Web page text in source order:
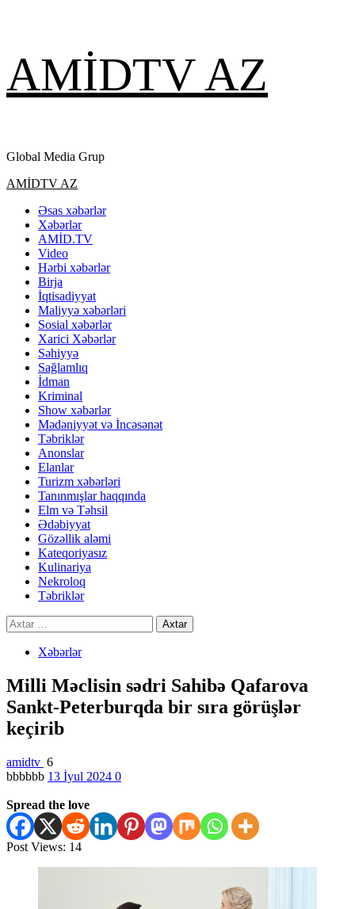
content
AMİDTV AZ
Global Media Grup
Primary
AMİDTV AZ
Əsas xəbərlər
Xəbərlər
AMİD.TV
Video
Hərbi xəbərlər
Birja
İqtisadiyyat
Maliyyə xəbərləri
Sosial xəbərlər
Xarici Xəbərlər
Səhiyyə
Sağlamlıq
İdman
Kriminal
Show xəbərlər
Mədəniyyət və İncəsənət
Təbriklər
Anonslar
Elanlar
Turizm xəbərləri
Tanınmışlar haqqında
Elm və Təhsil
Ədəbiyyat
Gözəllik aləmi
Kateqoriyasız
Kulinariya
Nekroloq
Təbriklər
Axtarış:
Xəbərlər
Milli Məclisin sədri Sahibə Qafarova
Sankt-Peterburqda bir sıra görüşlər
keçirib
amidtv 6
bbbbbb 13 İyul 2024 0
Spread the love
Post Views: 14